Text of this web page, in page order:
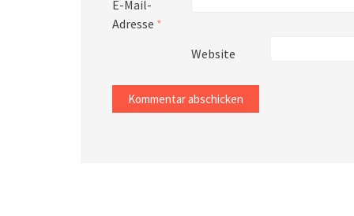
E-Mail-
Adresse *
Website